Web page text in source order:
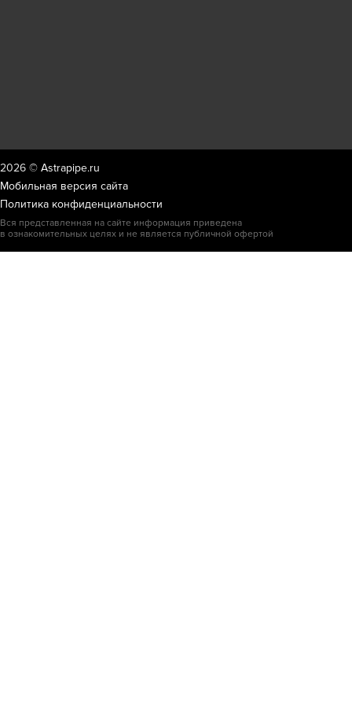
2026 © Astrapipe.ru
Мобильная версия сайта
Политика конфиденциальности
Вся представленная на сайте информация приведена
в ознакомительных целях и не является публичной офертой